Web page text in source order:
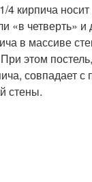
4 кирпича
«в четверть» и
в массиве
этом
совпадает с
стены.